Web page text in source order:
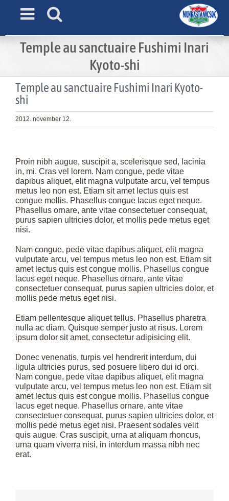
Temple au sanctuaire Fushimi Inari
Kyoto-shi
Temple au sanctuaire Fushimi Inari Kyoto-
shi
2012. november 12.
Image
Proin nibh augue, suscipit a, scelerisque sed, lacinia
in, mi. Cras vel lorem. Nam congue, pede vitae
dapibus aliquet, elit magna vulputate arcu, vel tempus
metus leo non est. Etiam sit amet lectus quis est
congue mollis. Phasellus congue lacus eget neque.
Phasellus ornare, ante vitae consectetuer consequat,
purus sapien ultricies dolor, et mollis pede metus eget
nisi.
Nam congue, pede vitae dapibus aliquet, elit magna
vulputate arcu, vel tempus metus leo non est. Etiam sit
amet lectus quis est congue mollis. Phasellus congue
lacus eget neque. Phasellus ornare, ante vitae
consectetuer consequat, purus sapien ultricies dolor, et
mollis pede metus eget nisi.
Etiam pellentesque aliquet tellus. Phasellus pharetra
nulla ac diam. Quisque semper justo at risus. Lorem
ipsum dolor sit amet, consectetur adipisicing elit.
Donec venenatis, turpis vel hendrerit interdum, dui
ligula ultricies purus, sed posuere libero dui id orci.
Nam congue, pede vitae dapibus aliquet, elit magna
vulputate arcu, vel tempus metus leo non est. Etiam sit
amet lectus quis est congue mollis. Phasellus congue
lacus eget neque. Phasellus ornare, ante vitae
consectetuer consequat, purus sapien ultricies dolor, et
mollis pede metus eget nisi. Praesent sodales velit
quis augue. Cras suscipit, urna at aliquam rhoncus,
urna quam viverra nisi, in interdum massa nibh nec
erat.